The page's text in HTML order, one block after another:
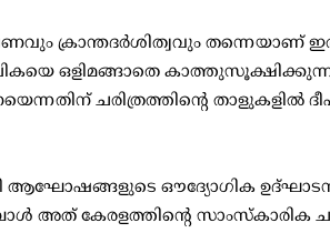
ക്രാന്തദർശിത്വവും തന്നെയാണ്
ഒളിമങ്ങാതെ
ചരിത്രത്തിന്റെ താളുകളിൽ
ആഘോഷങ്ങളുടെ ഔദ്യോഗിക
അത് കേരളത്തിന്റെ സാംസ്കാരിക